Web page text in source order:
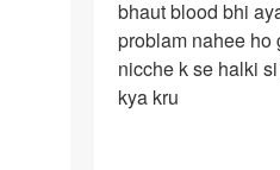
karte
time
ling
4
bhaut blood bhi
problam nahee ho
nicche k se halki
kya kru